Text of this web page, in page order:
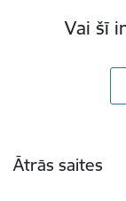
Vai šī
Ātrās saites